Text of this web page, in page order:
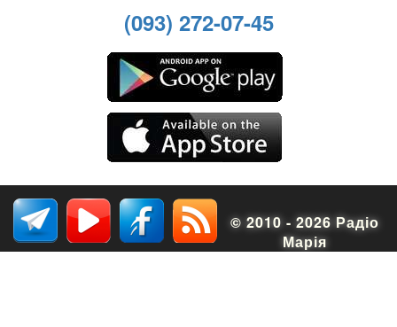
(093) 272-07-45
© 2010 - 2026 Радіо
Марія